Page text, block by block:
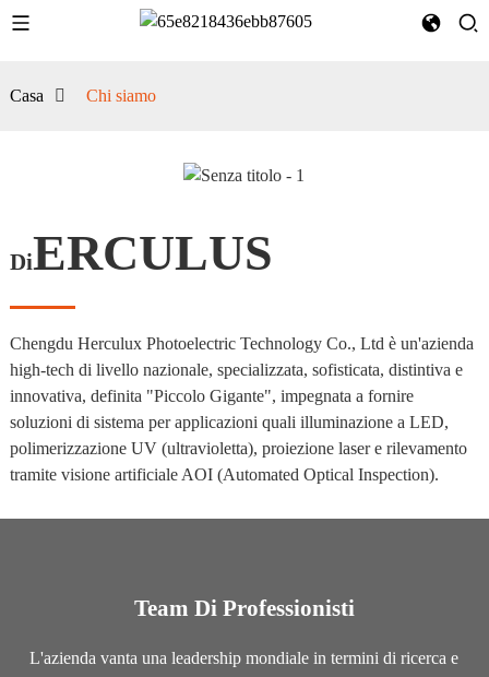
Casa Chi siamo
DiERCULUS
Chengdu Herculux Photoelectric Technology Co., Ltd è un'azienda
high-tech di livello nazionale, specializzata, sofisticata, distintiva e
innovativa, definita "Piccolo Gigante", impegnata a fornire
soluzioni di sistema per applicazioni quali illuminazione a LED,
polimerizzazione UV (ultravioletta), proiezione laser e rilevamento
tramite visione artificiale AOI (Automated Optical Inspection).
Team Di Professionisti
L'azienda vanta una leadership mondiale in termini di ricerca e